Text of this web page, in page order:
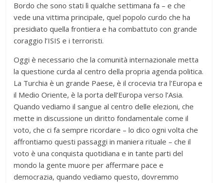
Bordo che sono stati lì qualche settimana fa – e che
vede una vittima principale, quel popolo curdo che ha
presidiato quella frontiera e ha combattuto con grande
coraggio l’ISIS e i terroristi.
Oggi è necessario che la comunità internazionale metta
la questione curda al centro della propria agenda politica.
La Turchia è un grande Paese, è il crocevia tra l’Europa e
il Medio Oriente, è la porta dell’Europa verso l’Asia.
Quando vediamo il sangue al centro delle elezioni, che
mette in discussione un diritto fondamentale come il
voto, che ci fa sempre ricordare – lo dico ogni volta che
affrontiamo questi passaggi in maniera rituale – che il
voto è una conquista quotidiana e in tante parti del
mondo la gente muore per affermare pace e
democrazia, quando vediamo questo, dovremmo